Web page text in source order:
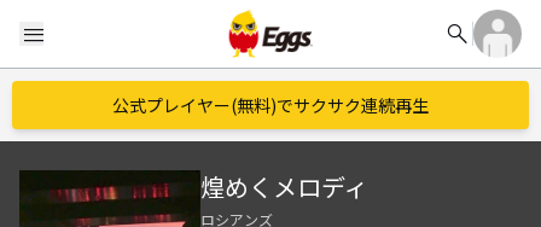
menu search
公式プレイヤー(無料)でサクサク連続再生
煌めくメロディ
ロシアンズ